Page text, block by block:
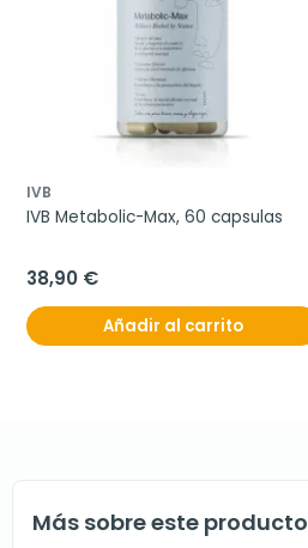
IVB
IVB Metabolic-Max, 60 capsulas
38,90 €
Añadir al carrito
Más sobre este producto